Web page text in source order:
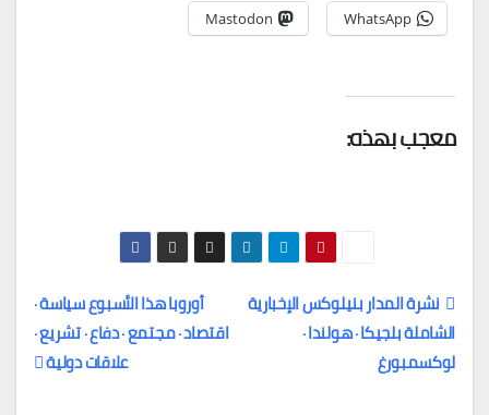
WhatsApp
Mastodon
معجب بهذه:
تصفّح
المقالات
أوروبا هذا الأسبوع سياسة ·
اقتصاد · مجتمع · دفاع · تشريع ·
علاقات دولية
نشرة المدار بنيلوكس الإخبارية
الشاملة بلجيكا · هولندا ·
لوكسمبورغ